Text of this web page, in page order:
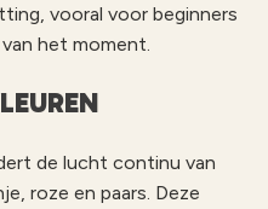
vooral voor beginners
het moment.
de lucht continu van
roze en paars. Deze